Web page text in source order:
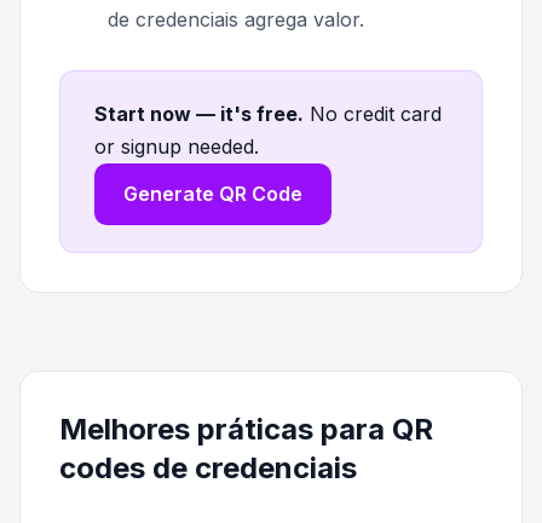
de credenciais agrega valor.
Start now — it's free. No credit card
or signup needed.
Generate QR Code
Melhores práticas para QR
codes de credenciais